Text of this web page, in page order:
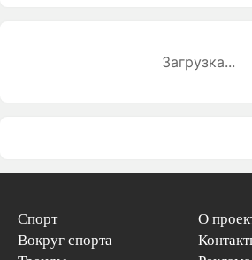
Загрузка...
Спорт
Вокруг спорта
О